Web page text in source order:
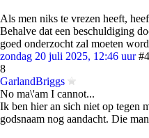
Als men niks te vrezen heeft,
Behalve dat een beschuldiging
goed onderzocht zal moeten
zondag 20 juli 2025, 12:46 uur #4
8
GarlandBriggs
No ma\'am I cannot...
Ik ben hier an sich niet op tegen
godsnaam nog aandacht. Die